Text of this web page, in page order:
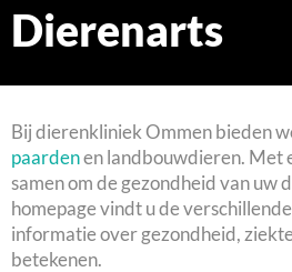
Dierenarts
Bij dierenkliniek Ommen bieden
paardenen landbouwdieren. Met
samen om de gezondheid van uw
homepage vindt u de
informatie over gezondheid,
betekenen.